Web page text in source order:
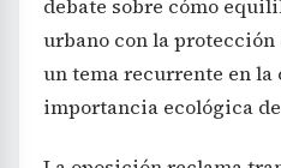
debate sobre cómo
urbano con la
un tema recurrente en la
importancia ecológica